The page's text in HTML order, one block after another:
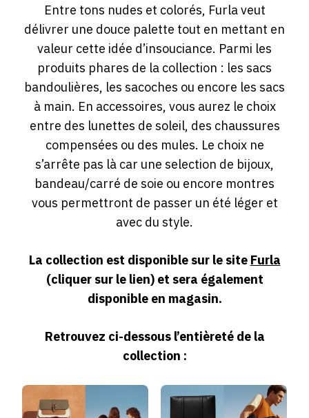
Entre tons nudes et colorés, Furla veut
délivrer une douce palette tout en mettant en
valeur cette idée d’insouciance. Parmi les
produits phares de la collection : les sacs
bandoulières, les sacoches ou encore les sacs
à main. En accessoires, vous aurez le choix
entre des lunettes de soleil, des chaussures
compensées ou des mules. Le choix ne
s’arrête pas là car une selection de bijoux,
bandeau/carré de soie ou encore montres
vous permettront de passer un été léger et
avec du style.
La collection est disponible sur le siteFurla
(cliquer sur le lien) et sera également
disponible en magasin.
Retrouvez ci-dessous l’entièreté de la
collection :